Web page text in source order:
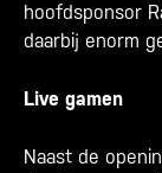
hoofdsponsor
daarbij enorm
Live gamen
Naast de